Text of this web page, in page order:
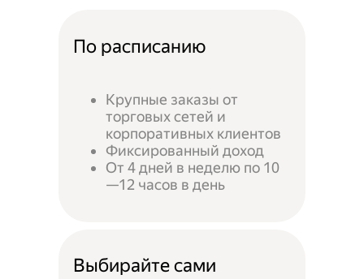
По расписанию
Крупные заказы от
торговых сетей и
корпоративных клиентов
Фиксированный доход
От 4 дней в неделю по 10
—12 часов в день
Выбирайте сами